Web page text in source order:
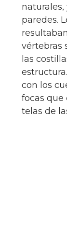
naturales,
paredes.
vértebras
las
con los
focas que
telas de